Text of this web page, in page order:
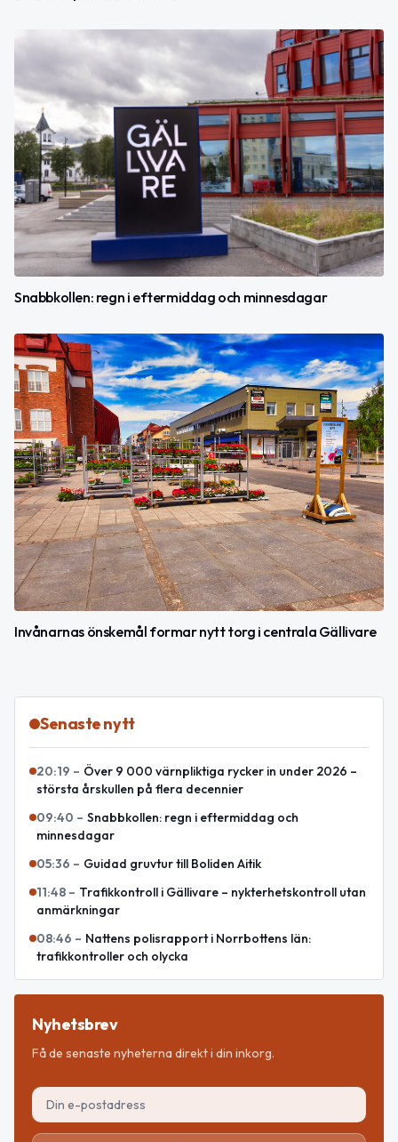
Snabbkollen: regn i eftermiddag och minnesdagar
Invånarnas önskemål formar nytt torg i centrala Gällivare
Senaste nytt
20:19 – Över 9 000 värnpliktiga rycker in under 2026 –
största årskullen på flera decennier
09:40 – Snabbkollen: regn i eftermiddag och
minnesdagar
05:36 – Guidad gruvtur till Boliden Aitik
11:48 – Trafikkontroll i Gällivare – nykterhetskontroll utan
anmärkningar
08:46 – Nattens polisrapport i Norrbottens län:
trafikkontroller och olycka
Nyhetsbrev
Få de senaste nyheterna direkt i din inkorg.